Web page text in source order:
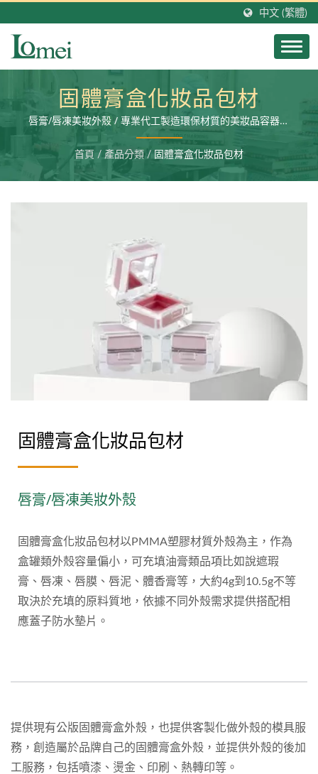
中文 (繁體)
固體膏盒化妝品包材
唇膏/唇凍美妝外殼 / 專業代工製造環保材質的美妝品容器外
殼，塑膠材質美妝包材，並提供二次加工服務以及成品充填生
產。
首頁 / 產品分類 / 固體膏盒化妝品包材
固體膏盒化妝品包材
唇膏/唇凍美妝外殼
固體膏盒化妝品包材以PMMA塑膠材質外殼為主，作為
盒罐類外殼容量偏小，可充填油膏類品項比如說遮瑕
膏、唇凍、唇膜、唇泥、體香膏等，大約4g到10.5g不等
取決於充填的原料質地，依據不同外殼需求提供搭配相
應蓋子防水墊片。
提供現有公版固體膏盒外殼，也提供客製化做外殼的模具服
務，創造屬於品牌自己的固體膏盒外殼，並提供外殼的後加
工服務，包括噴漆、燙金、印刷、熱轉印等。